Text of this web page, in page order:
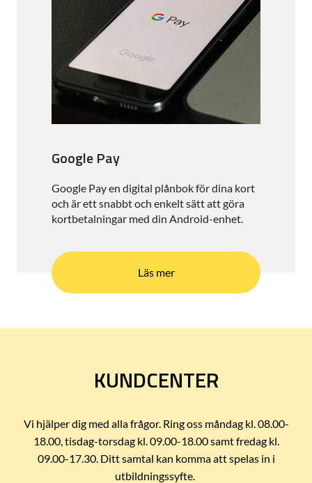
Google Pay
Google Pay en digital plånbok för dina kort
och är ett snabbt och enkelt sätt att göra
kortbetalningar med din Android-enhet.
Läs mer
KUNDCENTER
Vi hjälper dig med alla frågor. Ring oss måndag kl. 08.00-
18.00, tisdag-torsdag kl. 09.00-18.00 samt fredag kl.
09.00-17.30. Ditt samtal kan komma att spelas in i
utbildningssyfte.